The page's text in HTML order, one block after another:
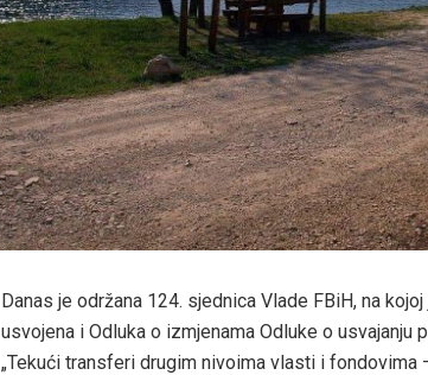
Danas je održana 124. sjednica Vlade FBiH, na
usvojena i Odluka o izmjenama Odluke o
„Tekući transferi drugim nivoima vlasti i fondovima